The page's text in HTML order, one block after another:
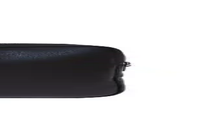
karşılar.
yerli üretim kalitesiyle öne çıkar.